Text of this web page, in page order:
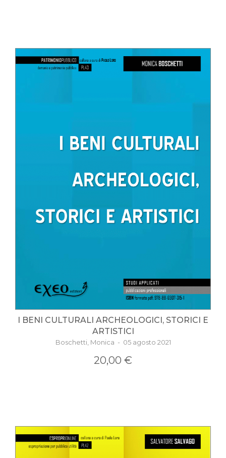
I BENI CULTURALI ARCHEOLOGICI, STORICI E
ARTISTICI
Boschetti, Monica - 05 agosto 2021
20,00 €